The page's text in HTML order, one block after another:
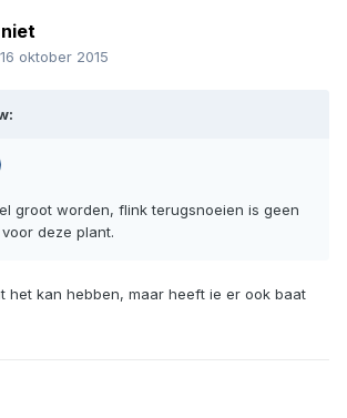
16 oktober 2015
groot worden, flink terugsnoeien is geen
deze plant.
het kan hebben, maar heeft ie er ook baat